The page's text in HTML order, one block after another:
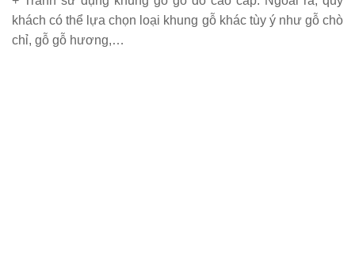
khách có thể lựa chọn loại khung gỗ khác tùy ý như gỗ chò
chỉ, gỗ gỗ hương,…